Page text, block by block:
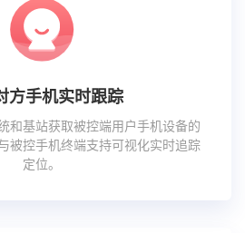
方手机实时跟踪
和基站获取被控端用户手机设备的
被控手机终端支持可视化实时追踪
定位。